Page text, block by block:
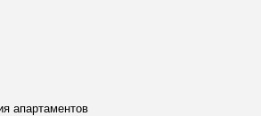
апартаментов